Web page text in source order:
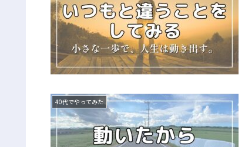
40代でやってみた